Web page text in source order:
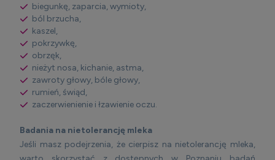
biegunkę, zaparcia, wymioty,
ból brzucha,
kaszel,
pokrzywkę,
obrzęk,
nieżyt nosa, kichanie, astma,
zawroty głowy, bóle głowy,
rumień, świąd,
zaczerwienienie i łzawienie oczu.
Badania na nietolerancję mleka
Jeśli masz podejrzenia, że cierpisz na nietolerancję mleka,